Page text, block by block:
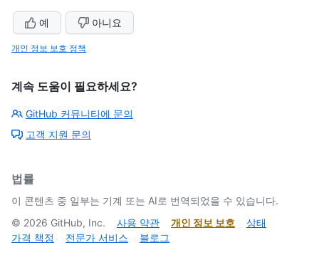
예 아니요
개인 정보 보호 정책
계속 도움이 필요하세요?
GitHub 커뮤니티에 문의
고객 지원 문의
법률
이 콘텐츠 중 일부는 기계 또는 AI로 번역되었을 수 있습니다.
© 2026 GitHub, Inc. 사용 약관 개인 정보 보호
상태
가격 책정
전문가 서비스 블로그